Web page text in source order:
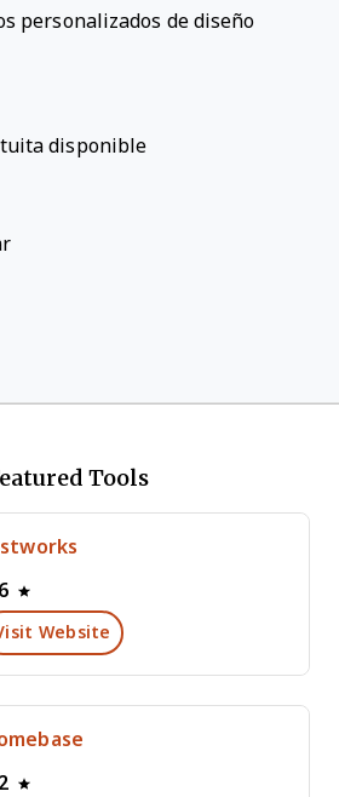
personalizados de diseño
disponible
Tools
Website